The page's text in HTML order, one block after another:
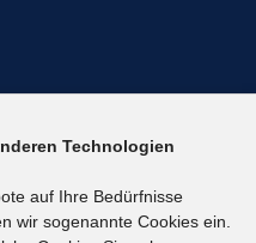
Technologien
auf Ihre Bedürfnisse
wir sogenannte Cookies ein.